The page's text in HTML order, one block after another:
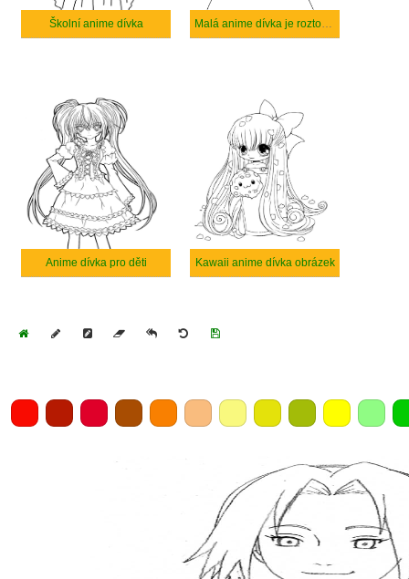
Školní anime dívka Malá anime dívka je roztomilá
Anime dívka pro děti Kawaii anime dívka obrázek